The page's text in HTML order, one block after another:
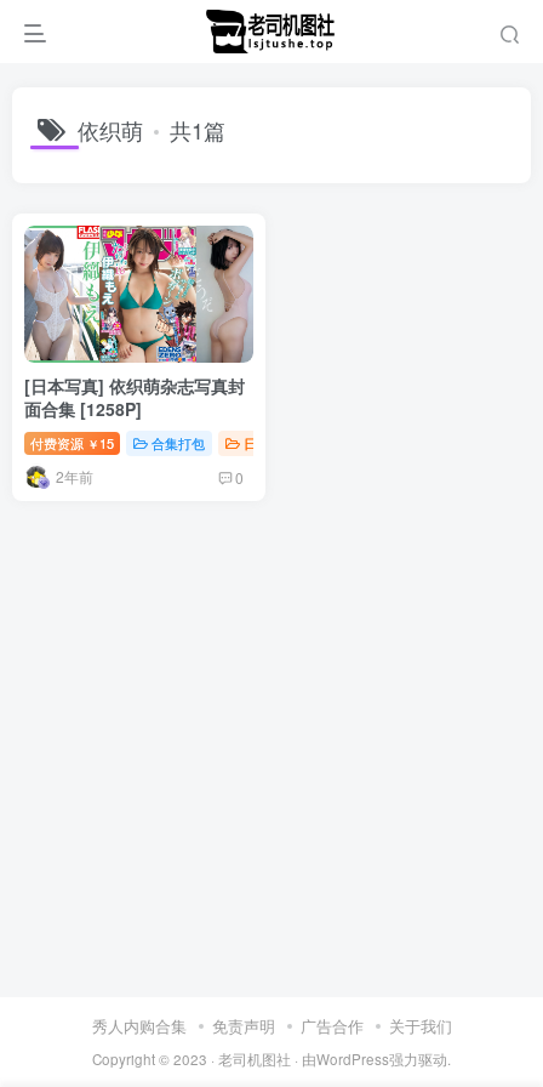
依织萌 共1篇
[日本写真] 依织萌杂志写真封
面合集 [1258P]
付费资源 ￥ 15 合集打包 日韩写真
2年前 0
秀人内购合集 免责声明 广告合作 关于我们
Copyright © 2023 · 老司机图社 · 由WordPress强力驱动.